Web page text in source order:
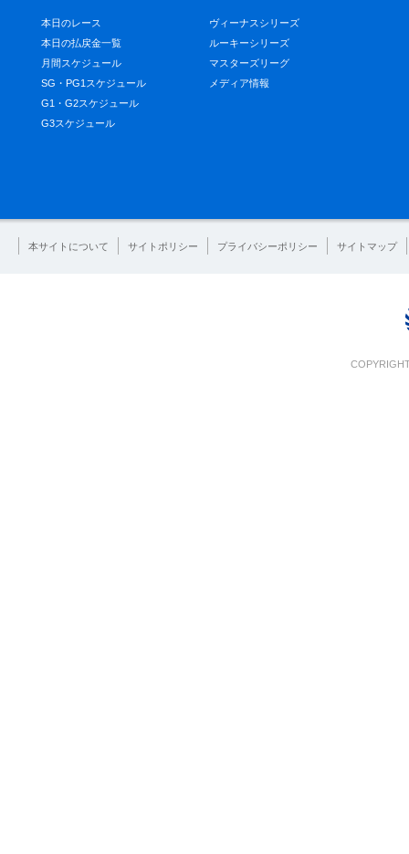
本日のレース
本日の払戻金一覧
月間スケジュール
SG・PG1スケジュール
G1・G2スケジュール
G3スケジュール
ヴィーナスシリーズ
ルーキーシリーズ
マスターズリーグ
メディア情報
本サイトについて サイトポリシー プライバシーポリシー サイトマップ